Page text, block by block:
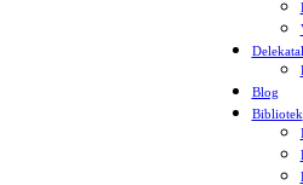
Blog
Bibliotek